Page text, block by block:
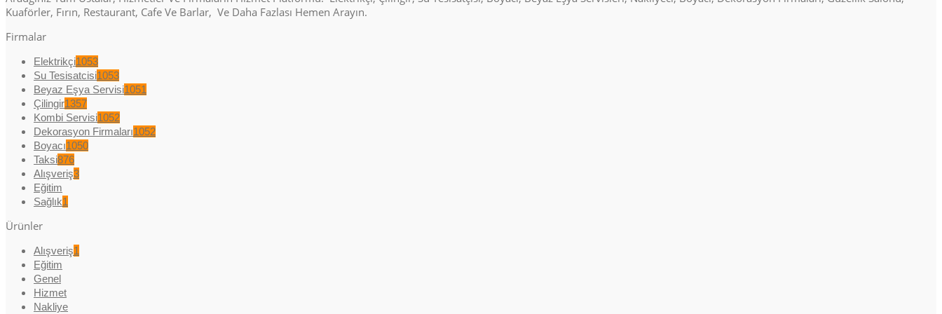
Kuaförler, Fırın, Restaurant, Cafe Ve Barlar, Ve Daha Fazlası Hemen Arayın.
Firmalar
Elektrikçi1053
Su Tesisatcisi1053
Beyaz Eşya Servisi1051
Çilingir1357
Kombi Servisi1052
Dekorasyon Firmaları1052
Boyacı1050
Taksi876
Alışveriş3
Eğitim
Sağlık1
Ürünler
Alışveriş1
Eğitim
Genel
Hizmet
Nakliye